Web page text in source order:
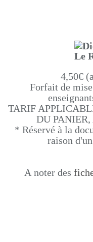
4,50€
Forfait de
TARIF
DU
* Réservé à la
raison
A noter des